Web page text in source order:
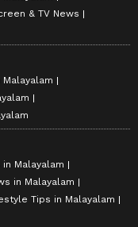
& TV News
Malayalam
in Malayalam
Tips in Malayalam